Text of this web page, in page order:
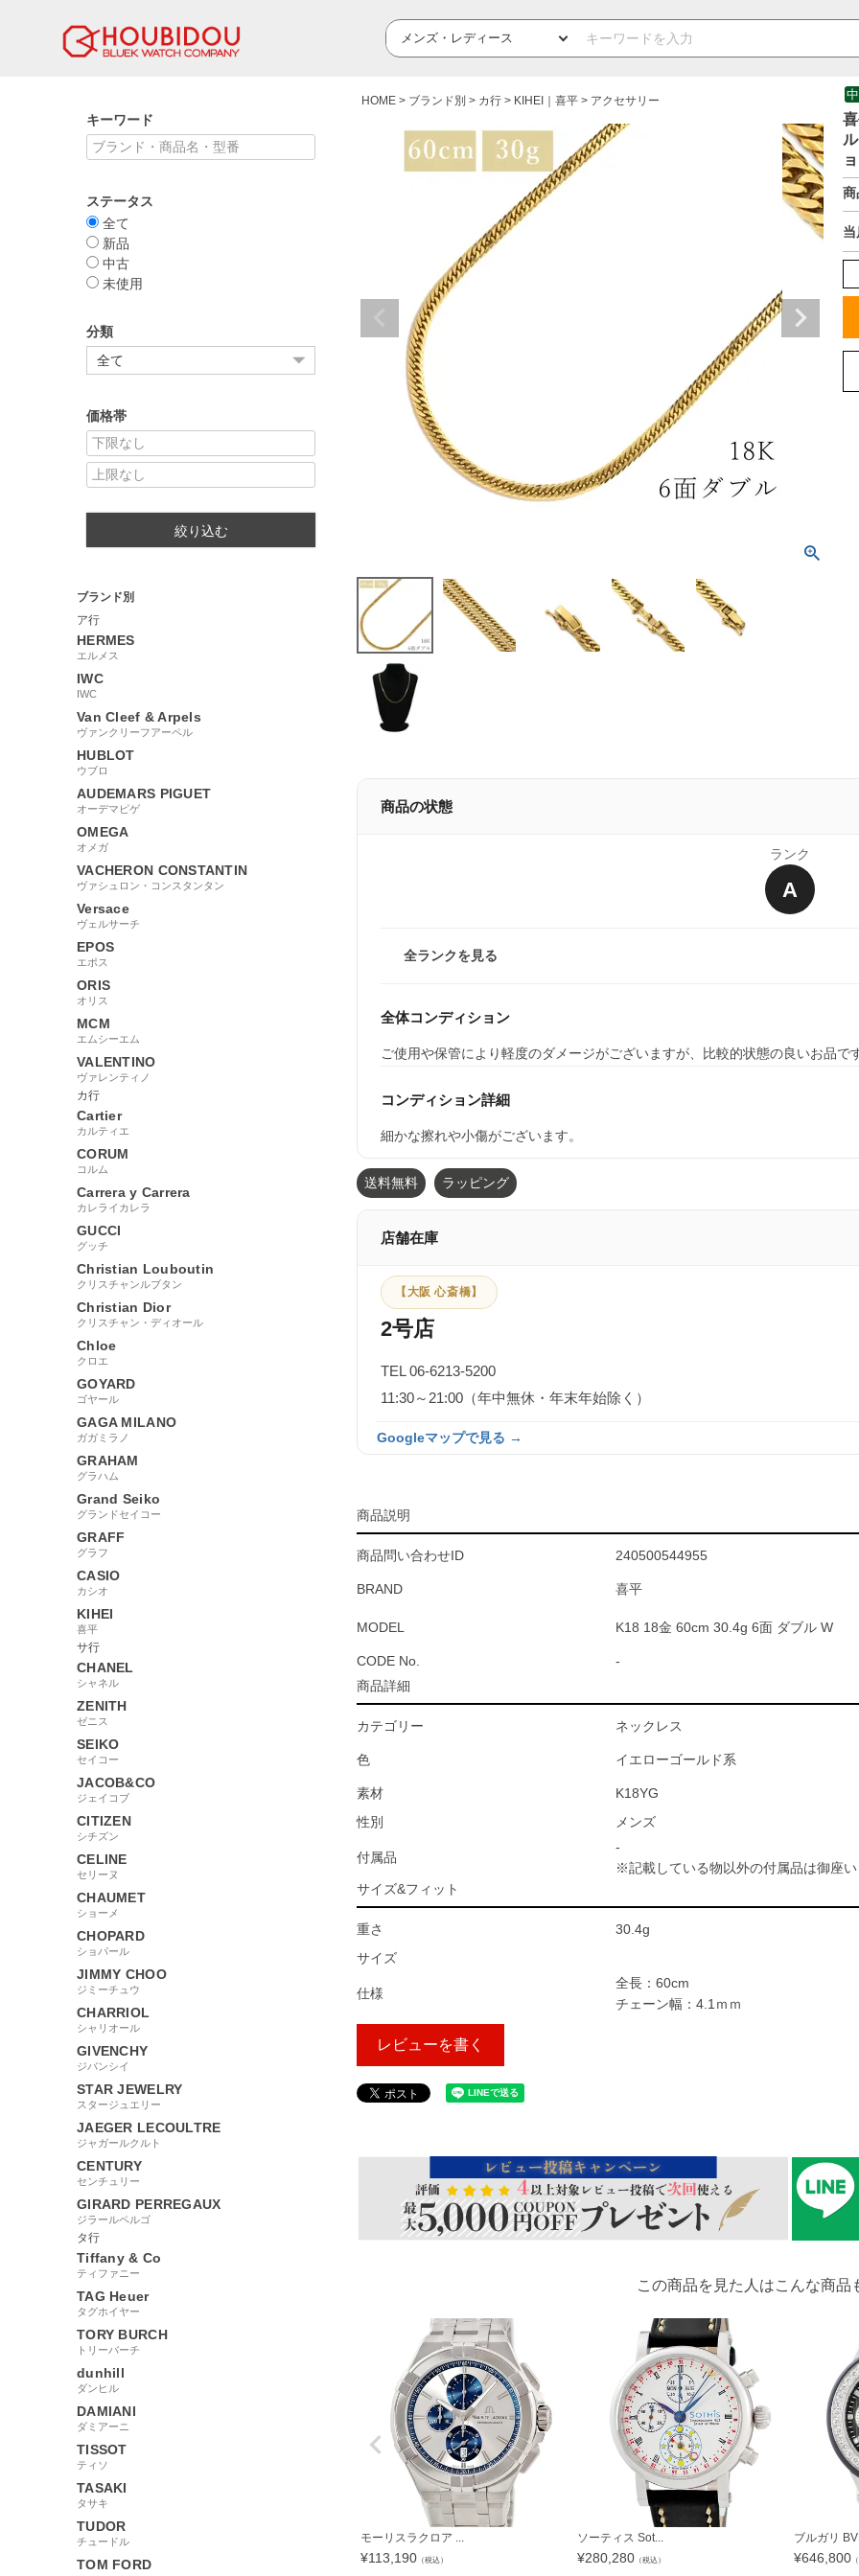
キーワード
ステータス
全て
新品
中古
未使用
分類
価格帯
絞り込む
ブランド別
ア行
HERMES
エルメス
IWC
IWC
Van Cleef & Arpels
ヴァンクリーフアーペル
HUBLOT
ウブロ
AUDEMARS PIGUET
オーデマピゲ
OMEGA
オメガ
VACHERON CONSTANTIN
ヴァシュロン・コンスタンタン
Versace
ヴェルサーチ
EPOS
エポス
ORIS
オリス
MCM
エムシーエム
VALENTINO
ヴァレンティノ
カ行
Cartier
カルティエ
CORUM
コルム
Carrera y Carrera
カレライカレラ
GUCCI
グッチ
Christian Louboutin
クリスチャンルブタン
Christian Dior
クリスチャン・ディオール
Chloe
クロエ
GOYARD
ゴヤール
GAGA MILANO
ガガミラノ
GRAHAM
グラハム
Grand Seiko
グランドセイコー
GRAFF
グラフ
CASIO
カシオ
KIHEI
喜平
サ行
CHANEL
シャネル
ZENITH
ゼニス
SEIKO
セイコー
JACOB&CO
ジェイコブ
CITIZEN
シチズン
CELINE
セリーヌ
CHAUMET
ショーメ
CHOPARD
ショパール
JIMMY CHOO
ジミーチュウ
CHARRIOL
シャリオール
GIVENCHY
ジバンシイ
STAR JEWELRY
スタージュエリー
JAEGER LECOULTRE
ジャガールクルト
CENTURY
センチュリー
GIRARD PERREGAUX
ジラールペルゴ
タ行
Tiffany & Co
ティファニー
TAG Heuer
タグホイヤー
TORY BURCH
トリーバーチ
dunhill
ダンヒル
DAMIANI
ダミアーニ
TISSOT
ティソ
TASAKI
タサキ
TUDOR
チュードル
TOM FORD
HOME ブランド別 カ行 KIHEI｜喜平 アクセサリー
商
商品の状態
ランク
A
全ランクを見る
全体コンディション
ご使用や保管により軽度のダメージがございますが、比較的状態の良いお品
コンディション詳細
細かな擦れや小傷がございます。
送料無料 ラッピング
店舗在庫
【大阪 心斎橋】
2号店
TEL 06-6213-5200
11:30～21:00（年中無休・年末年始除く）
Googleマップで見る →
商品説明
商品問い合わせID 240500544955
BRAND 喜平
MODEL K18 18金 60cm 30.4g 6面 ダブル W
CODE No.
-
商品詳細
カテゴリー ネックレス
色 イエローゴールド系
素材
K18YG
性別
メンズ
付属品
-
※記載している物以外の付属品は御座
サイズ&フィット
重さ
30.4g
サイズ
仕様
全長：60cm
チェーン幅：4.1ｍｍ
レビューを書く
この商品を見た人はこんな商品
モーリスラクロア ...
¥113,190 （税込）
ソーティス Sot...
¥280,280 （税込）
ブルガリ
¥646,800